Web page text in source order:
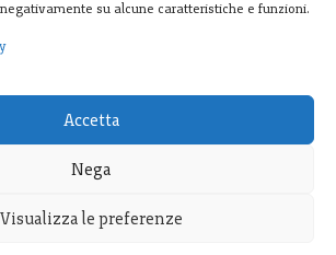
su alcune caratteristiche e funzioni.
Accetta
Nega
Visualizza le preferenze
Via Michele Barozzi 4
F. + 39 02 76392030